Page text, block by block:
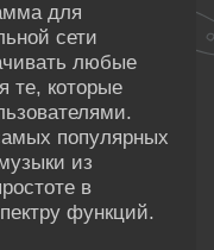
для
сети
любые
те, которые
популярных
из
в
функций.